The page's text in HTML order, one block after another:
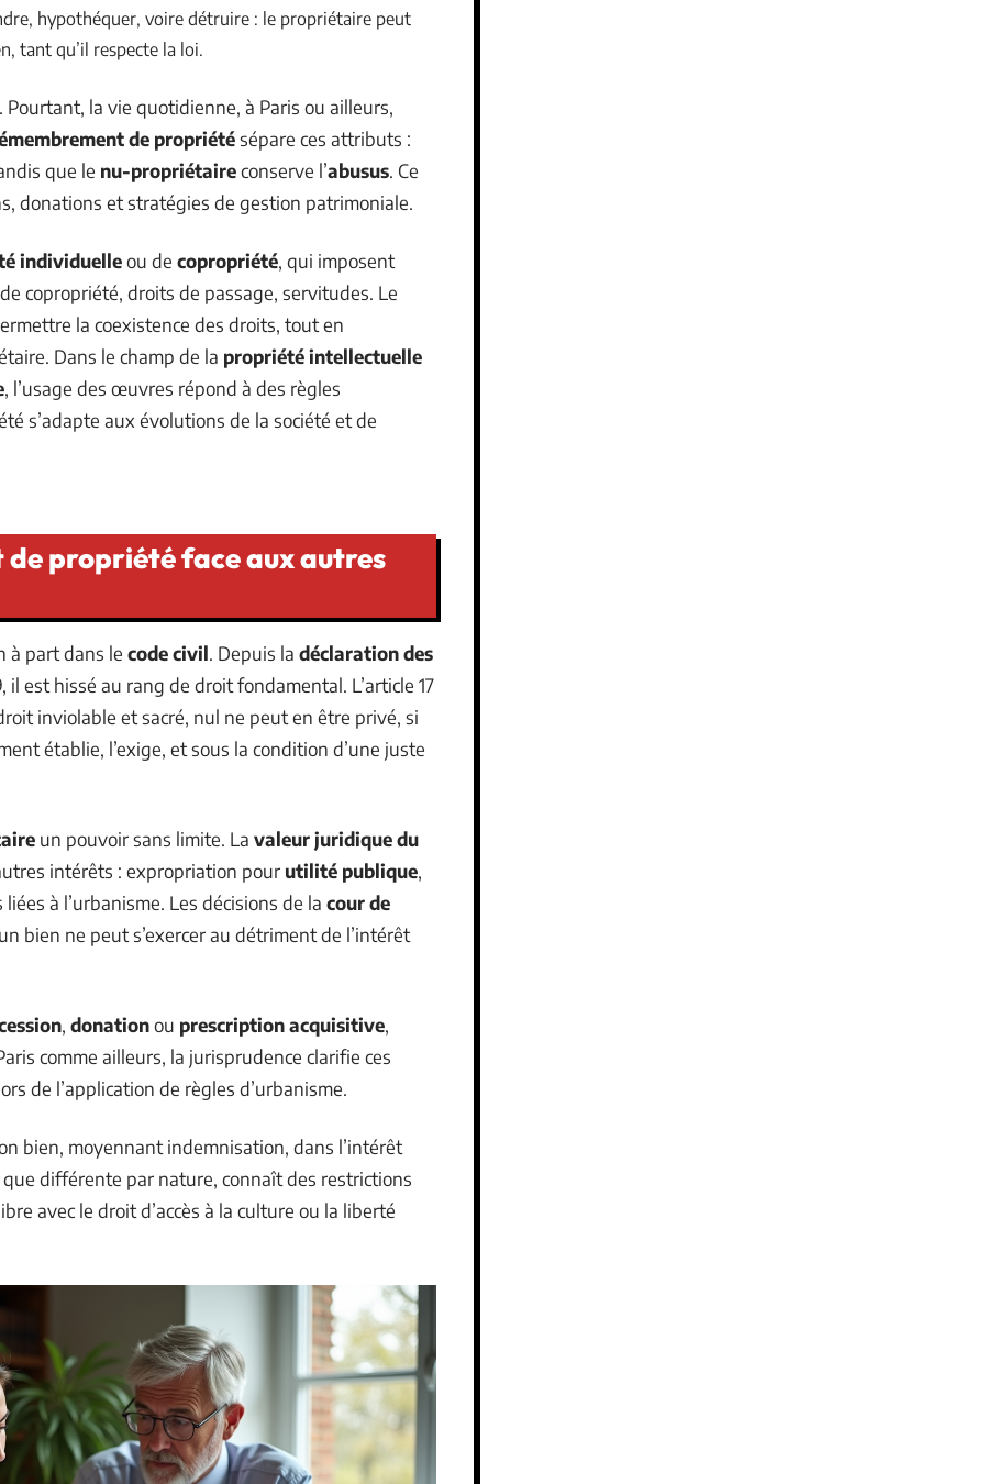
hypothéquer, voire détruire : le propriétaire peut
tant qu’il respecte la loi.
. Pourtant, la vie quotidienne, à Paris ou ailleurs,
de propriétésépare ces attributs :
que le nu-propriétaireconserve l’abusus. Ce
donations et stratégies de gestion patrimoniale.
individuelleou de copropriété, qui imposent
copropriété, droits de passage, servitudes. Le
la coexistence des droits, tout en
Dans le champ de la propriété intellectuelle
, l’usage des œuvres répond à des règles
s’adapte aux évolutions de la société et de
propriété face aux autres
à part dans le code civil. Depuis la déclaration des
il est hissé au rang de droit fondamental. L’article 17
inviolable et sacré, nul ne peut en être privé, si
établie, l’exige, et sous la condition d’une juste
un pouvoir sans limite. La valeur juridique du
intérêts : expropriation pour utilité publique,
à l’urbanisme. Les décisions de la cour de
bien ne peut s’exercer au détriment de l’intérêt
, donationou prescription acquisitive,
comme ailleurs, la jurisprudence clarifie ces
de l’application de règles d’urbanisme.
bien, moyennant indemnisation, dans l’intérêt
que différente par nature, connaît des restrictions
avec le droit d’accès à la culture ou la liberté